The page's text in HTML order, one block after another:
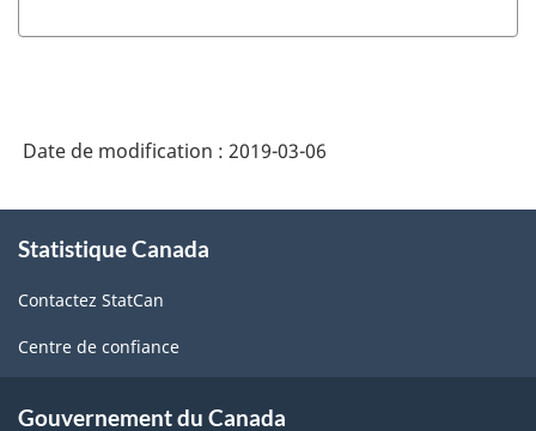
Date de modification : 2019-03-06
propos
ce
site
Statistique Canada
Contactez StatCan
Centre de confiance
Gouvernement du Canada